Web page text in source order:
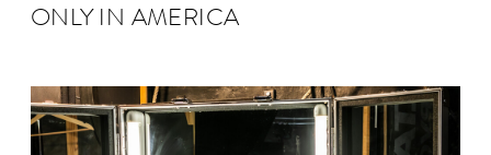
ONLY IN AMERICA